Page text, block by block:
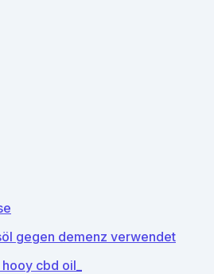
gegen demenz verwendet
cbd oil_